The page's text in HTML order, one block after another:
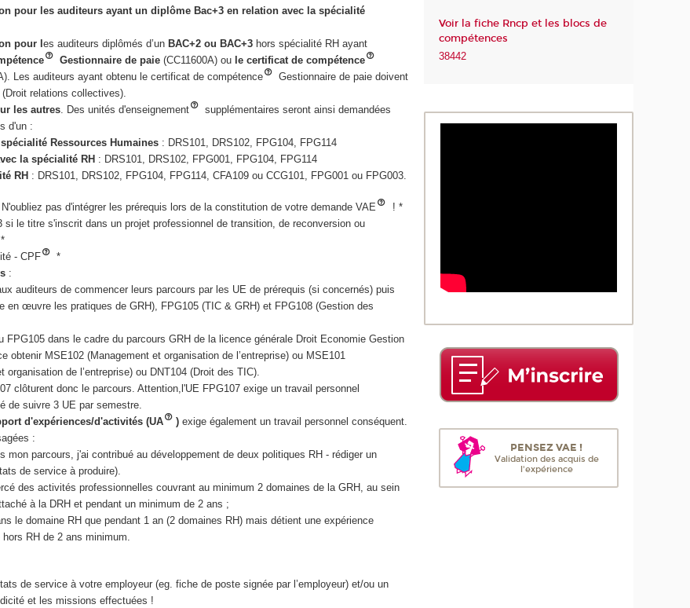
pour les auditeurs ayant un diplôme Bac+3 en relation avec la spécialité
pour les auditeurs diplômés d’un BAC+2 ou BAC+3 hors spécialité RH ayant
Gestionnaire de paie (CC11600A) ou le certificat de compétence
Les auditeurs ayant obtenu le certificat de compétence
Gestionnaire de paie doivent
relations collectives).
les autres . Des unités d'enseignement
supplémentaires seront ainsi demandées
d'un :
Ressources Humaines: DRS101, DRS102, FPG104, FPG114
la spécialité RH : DRS101, DRS102, FPG001, FPG104, FPG114
RH : DRS101, DRS102, FPG104, FPG114, CFA109 ou CCG101, FPG001 ou FPG003.
pas d'intégrer les prérequis lors de la constitution de votre demande VAE
! *
si le titre s'inscrit dans un projet professionnel de transition, de reconversion ou
- CPF
*
:
auditeurs de commencer leurs parcours par les UE de prérequis (si concernés) puis
en œuvre les pratiques de GRH), FPG105 (TIC & GRH) et FPG108 (Gestion des
FPG105 dans le cadre du parcours GRH de la licence générale Droit Economie Gestion
obtenir MSE102 (Management et organisation de l’entreprise) ou MSE101
organisation de l’entreprise) ou DNT104 (Droit des TIC).
clôturent donc le parcours. Attention,l'UE FPG107 exige un travail personnel
de suivre 3 UE par semestre.
d'expériences/d'activités (UA ) exige également un travail personnel conséquent.
:
mon parcours, j'ai contribué au développement de deux politiques RH - rédiger un
de service à produire).
des activités professionnelles couvrant au minimum 2 domaines de la GRH, au sein
à la DRH et pendant un minimum de 2 ans ;
le domaine RH que pendant 1 an (2 domaines RH) mais détient une expérience
RH de 2 ans minimum.
de service à votre employeur (eg. fiche de poste signée par l’employeur) et/ou un
et les missions effectuées !
Voir la fiche Rncp et les blocs de
compétences
38442
PENSEZ VAE !
Validation des acquis de
l'expérience